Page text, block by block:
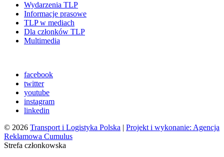
Wydarzenia TLP
Informacje prasowe
TLP w mediach
Dla członków TLP
Multimedia
facebook
twitter
youtube
instagram
linkedin
© 2026 Transport i Logistyka Polska | Projekt i wykonanie: Agencja
Reklamowa Cumulus
Strefa członkowska